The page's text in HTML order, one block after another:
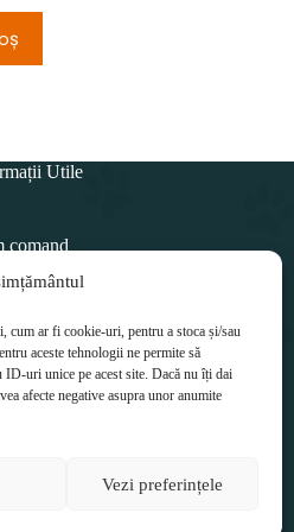
cum ar fi cookie-uri, pentru a stoca și/sau
aceste tehnologii ne permite să
ID-uri unice pe acest site. Dacă nu îți dai
afecte negative asupra unor anumite
Vezi preferințele
Utile
comand
de retur
plătesc
se livrează